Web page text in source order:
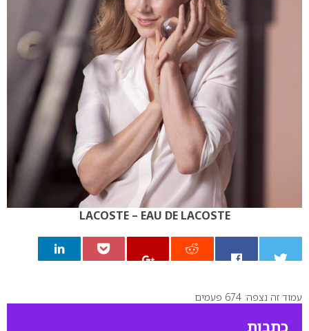
LACOSTE – EAU DE LACOSTE
0
עמוד זה נצפה: 674 פעמים
כתבות